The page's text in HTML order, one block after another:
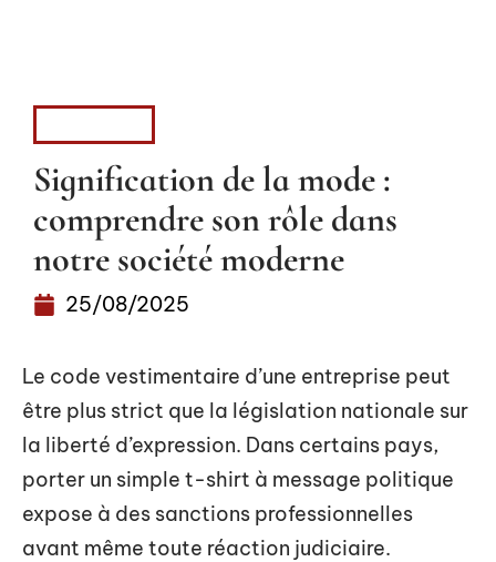
Signification de la mode :
comprendre son rôle dans
notre société moderne
25/08/2025
Le code vestimentaire d’une entreprise peut
être plus strict que la législation nationale sur
la liberté d’expression. Dans certains pays,
porter un simple t-shirt à message politique
expose à des sanctions professionnelles
avant même toute réaction judiciaire.